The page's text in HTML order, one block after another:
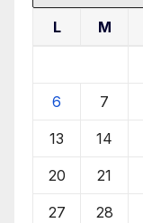
L M
6 7
13 14
20 21
27 28